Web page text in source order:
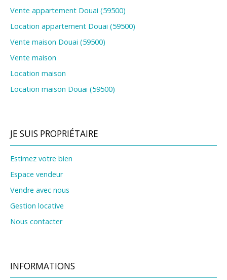
Vente appartement Douai (59500)
Location appartement Douai (59500)
Vente maison Douai (59500)
Vente maison
Location maison
Location maison Douai (59500)
JE SUIS PROPRIÉTAIRE
Estimez votre bien
Espace vendeur
Vendre avec nous
Gestion locative
Nous contacter
INFORMATIONS